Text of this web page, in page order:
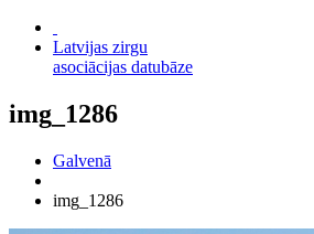
Latvijas zirgu
asociācijas datubāze
img_1286
Galvenā
img_1286